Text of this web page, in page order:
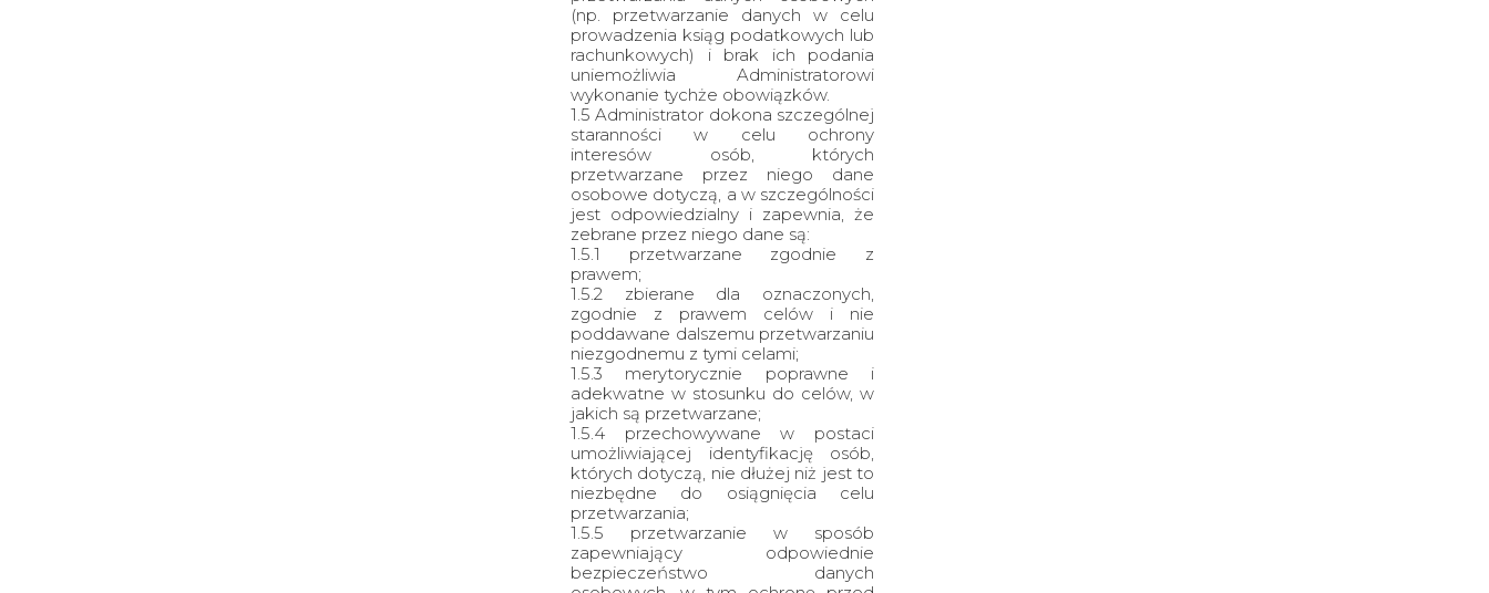
(np. przetwarzanie danych w celu
prowadzenia ksiąg podatkowych lub
rachunkowych) i brak ich podania
uniemożliwia Administratorowi
wykonanie tychże obowiązków.
1.5 Administrator dokona szczególnej
staranności w celu ochrony
interesów osób, których
przetwarzane przez niego dane
osobowe dotyczą, a w szczególności
jest odpowiedzialny i zapewnia, że
zebrane przez niego dane są:
1.5.1 przetwarzane zgodnie z
prawem;
1.5.2 zbierane dla oznaczonych,
zgodnie z prawem celów i nie
poddawane dalszemu przetwarzaniu
niezgodnemu z tymi celami;
1.5.3 merytorycznie poprawne i
adekwatne w stosunku do celów, w
jakich są przetwarzane;
1.5.4 przechowywane w postaci
umożliwiającej identyfikację osób,
których dotyczą, nie dłużej niż jest to
niezbędne do osiągnięcia celu
przetwarzania;
1.5.5 przetwarzanie w sposób
zapewniający odpowiednie
bezpieczeństwo danych